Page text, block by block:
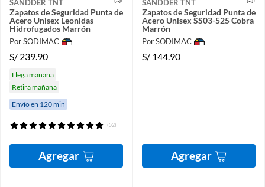
SANDDER TNT
Zapatos de Seguridad Punta de
Acero Unisex Leonidas
Hidrofugados Marrón
Por SODIMAC
S/ 239.90
Llega mañana
Retira mañana
Envío en 120 min
(52)
Agregar
SANDDER TNT
Zapatos de Seguridad Punta de
Acero Unisex SS03-525 Cobra
Marrón
Por SODIMAC
S/ 144.90
Agregar